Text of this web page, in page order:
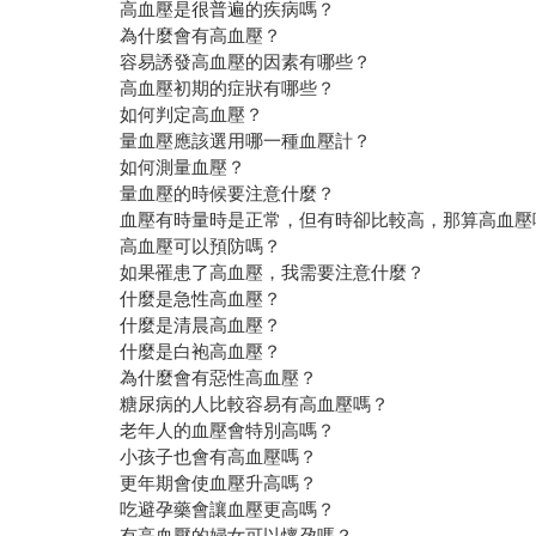
高血壓是很普遍的疾病嗎？
為什麼會有高血壓？
容易誘發高血壓的因素有哪些？
高血壓初期的症狀有哪些？
如何判定高血壓？
量血壓應該選用哪一種血壓計？
如何測量血壓？
量血壓的時候要注意什麼？
血壓有時量時是正常，但有時卻比較高，那算高血
高血壓可以預防嗎？
如果罹患了高血壓，我需要注意什麼？
什麼是急性高血壓？
什麼是清晨高血壓？
什麼是白袍高血壓？
為什麼會有惡性高血壓？
糖尿病的人比較容易有高血壓嗎？
老年人的血壓會特別高嗎？
小孩子也會有高血壓嗎？
更年期會使血壓升高嗎？
吃避孕藥會讓血壓更高嗎？